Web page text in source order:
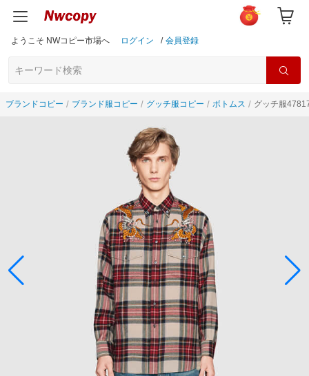
ようこそ NWコピー市場へ ログイン / 会員登録
ブランドコピー ブランド服コピー グッチ服コピー ボトムス グッチ服